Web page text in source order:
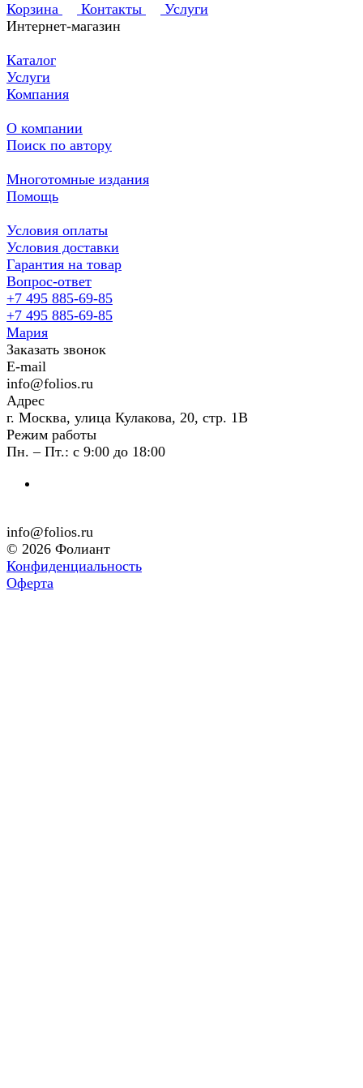
Корзина Контакты
Услуги
Интернет-магазин
Каталог
Услуги
Компания
О компании
Поиск по автору
Многотомные издания
Помощь
Условия оплаты
Условия доставки
Гарантия на товар
Вопрос-ответ
+7 495 885-69-85
+7 495 885-69-85
Мария
Заказать звонок
E-mail
info@folios.ru
Адрес
г. Москва, улица Кулакова, 20, стр. 1В
Режим работы
Пн. – Пт.: с 9:00 до 18:00
info@folios.ru
© 2026 Фолиант
Конфиденциальность
Оферта